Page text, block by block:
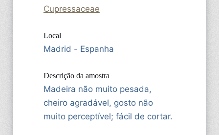
Cupressaceae
Local
Madrid - Espanha
Descrição da amostra
Madeira não muito pesada,
cheiro agradável, gosto não
muito perceptível; fácil de cortar.